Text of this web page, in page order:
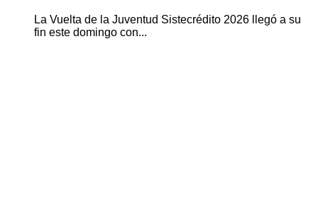
La Vuelta de la Juventud Sistecrédito 2026 llegó a su
fin este domingo con...